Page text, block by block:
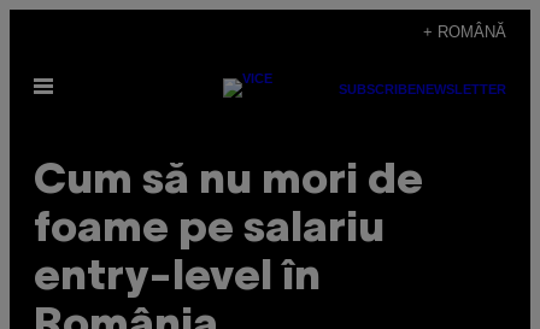
content
+ ROMÂNĂ
Open
SUBSCRIBENEWSLETTER
Cum să nu mori de
foame pe salariu
entry-level în